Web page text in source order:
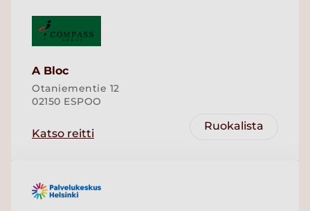
A Bloc
Otaniementie 12
02150 ESPOO
Katso reitti
Ruokalista